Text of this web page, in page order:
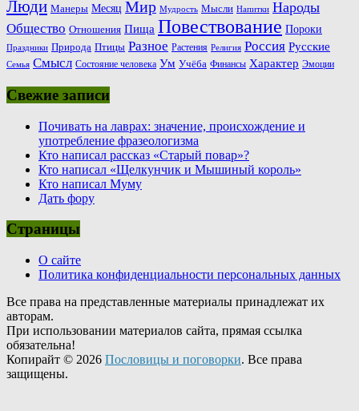
Люди Манеры Месяц Мир Мудрость Мысли Напитки Народы
Общество Отношения Пища Повествование Пороки
Праздники Природа Птицы Разное Растения Религия Россия Русские
Семья Смысл Состояние человека Ум Учёба Финансы Характер Эмоции
Свежие записи
Почивать на лаврах: значение, происхождение и
употребление фразеологизма
Кто написал рассказ «Старый повар»?
Кто написал «Щелкунчик и Мышиный король»
Кто написал Муму
Дать фору
Страницы
О сайте
Политика конфиденциальности персональных данных
Все права на представленные материалы принадлежат их
авторам.
При использовании материалов сайта, прямая ссылка
обязательна!
Копирайт © 2026 Пословицы и поговорки. Все права
защищены.